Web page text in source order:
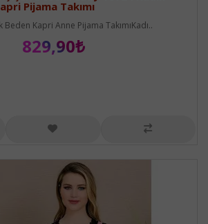
Pijama Takımı
Kapri Anne Pijama TakımıKadı..
829,90₺